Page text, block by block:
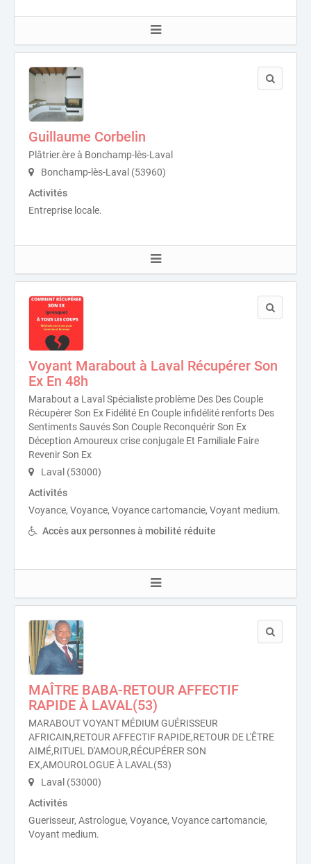
Guillaume Corbelin
Plâtrier.ère à Bonchamp-lès-Laval
Bonchamp-lès-Laval (53960)
Activités
Entreprise locale.
Voyant Marabout à Laval Récupérer Son
Ex En 48h
Marabout a Laval Spécialiste problème Des Des Couple
Récupérer Son Ex Fidélité En Couple infidélité renforts Des
Sentiments Sauvés Son Couple Reconquérir Son Ex
Déception Amoureux crise conjugale Et Familiale Faire
Revenir Son Ex
Laval (53000)
Activités
Voyance, Voyance, Voyance cartomancie, Voyant medium.
Accès aux personnes à mobilité réduite
MAÎTRE BABA-RETOUR AFFECTIF
RAPIDE À LAVAL(53)
MARABOUT VOYANT MÉDIUM GUÉRISSEUR
AFRICAIN,RETOUR AFFECTIF RAPIDE,RETOUR DE L'ÊTRE
AIMÉ,RITUEL D'AMOUR,RÉCUPÉRER SON
EX,AMOUROLOGUE À LAVAL(53)
Laval (53000)
Activités
Guerisseur, Astrologue, Voyance, Voyance cartomancie,
Voyant medium.